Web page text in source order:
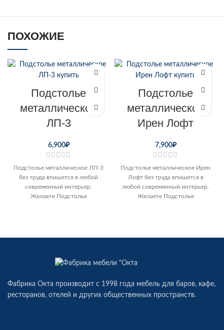
ПОХОЖИЕ
Подстолье
металлическое
ЛП-3
6,900₽
Подстолье металлическое ЛП-3
без труда впишется в любой
современный интерьер.
Желаете Подстолье
Подстолье
металлическое
Ирен Лофт
7,900₽
Подстолье металлическое Ирен
Лофт без труда впишется в
любой современный интерьер.
Желаете Подстолье
Фабрика Окта производит c 1998 года мебель для баров, кафе,
ресторанов, отелей и других общественных пространств.